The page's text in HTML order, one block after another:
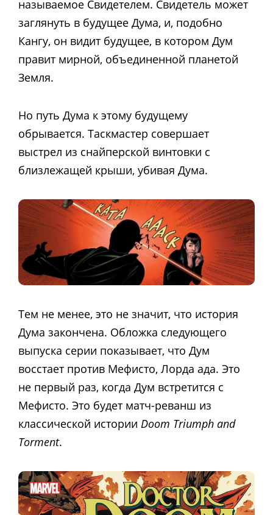
называемое Свидетелем. Свидетель может
заглянуть в будущее Дума, и, подобно
Кангу, он видит будущее, в котором Дум
правит мирной, объединенной планетой
Земля.
Но путь Дума к этому будущему
обрывается. Таскмастер совершает
выстрел из снайперской винтовки с
близлежащей крыши, убивая Дума.
Тем не менее, это не значит, что история
Дума закончена. Обложка следующего
выпуска серии показывает, что Дум
восстает против Мефисто, Лорда ада. Это
не первый раз, когда Дум встретится с
Мефисто. Это будет матч-реванш из
классической истории Doom Triumph and
Torment.